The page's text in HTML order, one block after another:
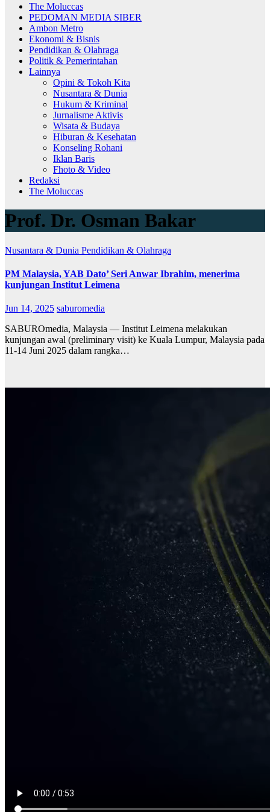
The Moluccas
PEDOMAN MEDIA SIBER
Ambon Metro
Ekonomi & Bisnis
Pendidikan & Olahraga
Politik & Pemerintahan
Lainnya
Opini & Tokoh Kita
Nusantara & Dunia
Hukum & Kriminal
Jurnalisme Aktivis
Wisata & Budaya
Hiburan & Kesehatan
Konseling Rohani
Iklan Baris
Fhoto & Video
Redaksi
The Moluccas
Prof. Dr. Osman Bakar
Nusantara & Dunia Pendidikan & Olahraga
PM Malaysia, YAB Dato’ Seri Anwar Ibrahim, menerima
kunjungan Institut Leimena
Jun 14, 2025 saburomedia
SABUROmedia, Malaysia — Institut Leimena melakukan
kunjungan awal (preliminary visit) ke Kuala Lumpur, Malaysia pada
11-14 Juni 2025 dalam rangka…